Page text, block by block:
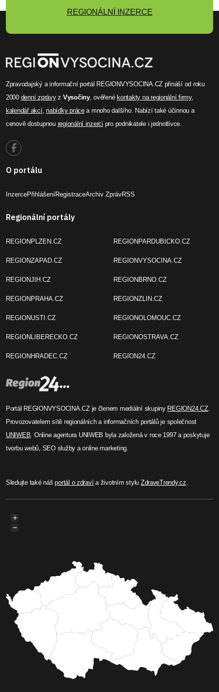
REGIONÁLNÍ INZERCE
Zpravodajský a informační portál REGIONVYSOCINA.CZ přináší od roku
2000 denní zprávyz Vysočiny, ověřené kontakty na regionální firmy,
kalendář akcí,nabídky prácea mnoho dalšího. Nabízí také účinnou a
cenově dostupnou regionální inzerci pro podnikatele i jednotlivce.
O portálu
InzercePřihlášeníRegistraceArchiv ZprávRSS
Regionální portály
REGIONPLZEN.CZ
REGIONZAPAD.CZ
REGIONJIH.CZ
REGIONPRAHA.CZ
REGIONUSTI.CZ
REGIONLIBERECKO.CZ
REGIONHRADEC.CZ
REGIONPARDUBICKO.CZ
REGIONVYSOCINA.CZ
REGIONBRNO.CZ
REGIONZLIN.CZ
REGIONOLOMOUC.CZ
REGIONOSTRAVA.CZ
REGION24.CZ
Portál REGIONVYSOCINA.CZ je členem mediální skupiny REGION24.CZ.
Provozovatelem sítě regionálních a informačních portálů je společnost
UNIWEB. Online agentura UNIWEB byla založená v roce 1997 a poskytuje
tvorbu webů, SEO služby a online marketing.
Sledujte také nášportál o zdravía životním stylu ZdraveTrendy.cz.
+
−